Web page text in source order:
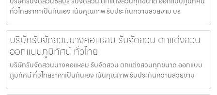
ทั่วไทยราคาเป็นกันเอง เน้นคุณภาพ รับประกันความสวยงาม บร
บริษัทรับจัดสวนบางคอแหลม รับจัดสวน ตกแต่งสวน
ออกแบบภูมิทัศน์ ทั่วไทย
บริษัทรับจัดสวนบางคอแหลม รับจัดสวน ตกแต่งสวนทุกขนาด ออกแบบ
ภูมิทัศน์ ทั่วไทยราคาเป็นกันเอง เน้นคุณภาพ รับประกันความสวยงาม